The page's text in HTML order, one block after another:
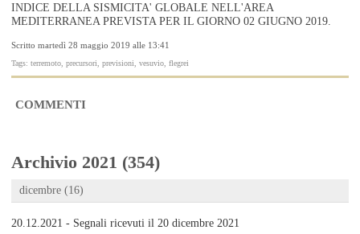
INDICE DELLA SISMICITA' GLOBALE NELL'AREA
MEDITERRANEA PREVISTA PER IL GIORNO 02 GIUGNO 2019.
Scritto martedì 28 maggio 2019 alle 13:41
Tags: terremoto, precursori, previsioni, vesuvio, flegrei
COMMENTI
Archivio 2021 (354)
dicembre (16)
20.12.2021 - Segnali ricevuti il 20 dicembre 2021